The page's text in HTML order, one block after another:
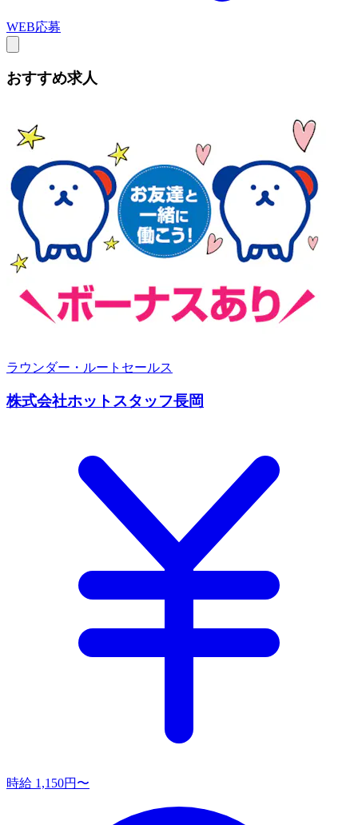
WEB応募
おすすめ求人
ラウンダー・ルートセールス
株式会社ホットスタッフ長岡
時給 1,150円〜